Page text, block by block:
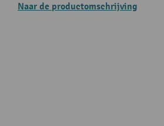
Naar de productomschrijving